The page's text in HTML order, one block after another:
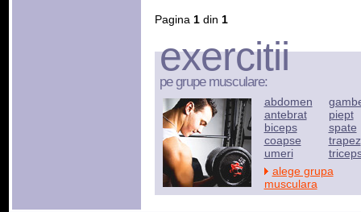
Pagina 1din 1
exercitii
pe grupe musculare:
abdomen
antebrat
biceps
coapse
umeri
piept
spate
trapez
alege grupa
musculara